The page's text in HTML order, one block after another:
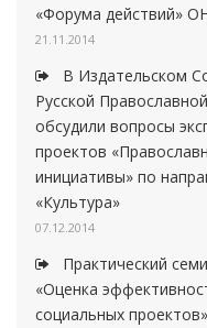
«Форума действий»
21.11.2014
В Издательском
Русской
обсудили вопросы
проектов
инициативы» по
«Культура»
07.12.2014
Практический
«Оценка
социальных